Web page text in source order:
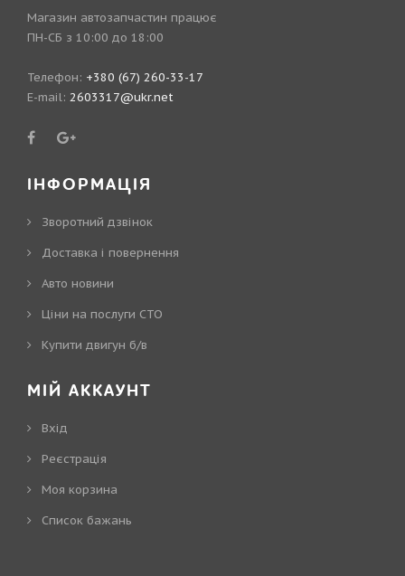
Магазин автозапчастин працює
ПН-СБ з 10:00 до 18:00
Телефон: +380 (67) 260-33-17
E-mail: 2603317@ukr.net
ІНФОРМАЦІЯ
Зворотний дзвінок
Доставка і повернення
Авто новини
Ціни на послуги СТО
Купити двигун б/в
МІЙ АККАУНТ
Вхід
Реєстрація
Моя корзина
Cписок бажань